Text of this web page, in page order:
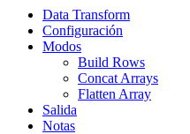
Data Transform
Configuración
Modos
Build Rows
Concat Arrays
Flatten Array
Salida
Notas